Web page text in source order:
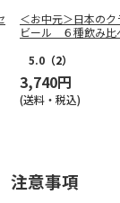
＜お中元＞日本のク
ビール ６種飲み比
5.0 （2）
3,740円
(送料・税込)
意事項